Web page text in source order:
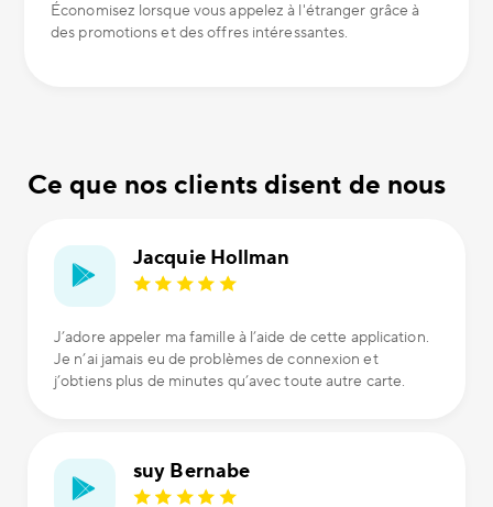
Économisez lorsque vous appelez à l'étranger grâce à
des promotions et des offres intéressantes.
Ce que nos clients disent de nous
Jacquie Hollman
J’adore appeler ma famille à l’aide de cette application.
Je n’ai jamais eu de problèmes de connexion et
j’obtiens plus de minutes qu’avec toute autre carte.
suy Bernabe